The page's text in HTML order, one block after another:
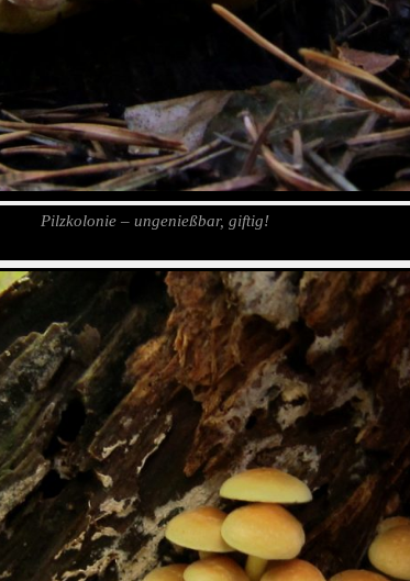
Pilzkolonie – ungenießbar, giftig!